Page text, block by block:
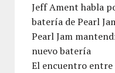
Jeff Ament habla
batería de Pearl
Pearl Jam
nuevo batería
El encuentro entre